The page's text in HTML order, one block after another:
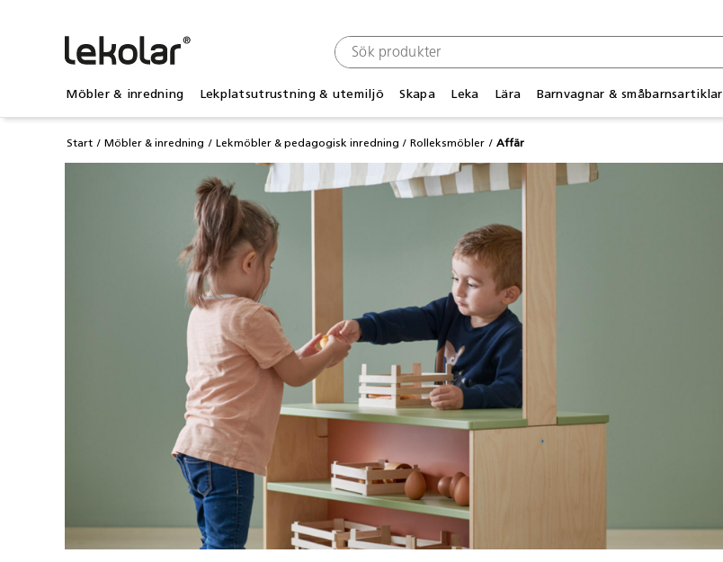
Möbler & inredning Lekplatsutrustning & utemiljö Skapa Leka Lära Barnvagnar & småbarnsartiklar
Start Möbler & inredning Lekmöbler & pedagogisk inredning Rolleksmöbler Affär